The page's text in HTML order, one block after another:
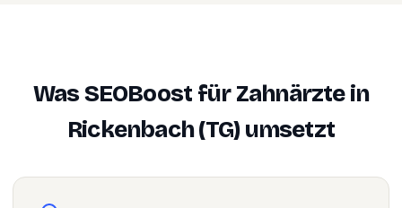
Was SEOBoost fürZahnärztein
Rickenbach (TG)umsetzt